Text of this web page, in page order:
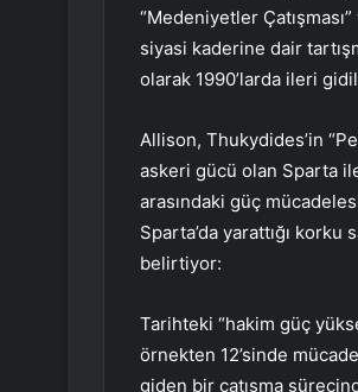
“Medeniyetler
siyasi kaderine dair
olarak 1990’larda ileri
Allison, Thukydides’in
askeri gücü olan Sparta
arasındaki güç
Sparta’da yarattığı korku
belirtiyor:
Tarihteki “hakim güç
örnekten 12’sinde
giden bir çatışma